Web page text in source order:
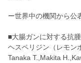
ー世界中の機関から公
■大腸ガンに対する抗
ヘスペリジン（レモン
Tanaka T.,Makita